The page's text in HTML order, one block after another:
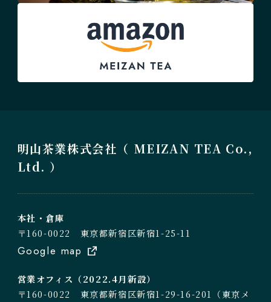
明山茶業株式会社（ MEIZAN TEA Co.,
Ltd. ）
本社・倉庫
〒160-0022 東京都新宿区新宿1-25-11
Google map
営業オフィス（2022.4月新設）
〒160-0022 東京都新宿区新宿1-29-16-201（東京メ